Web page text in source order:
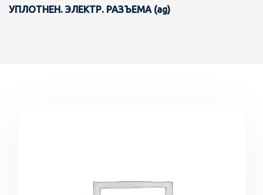
УПЛОТНЕН. ЭЛЕКТР. РАЗЪЕМА (ag)